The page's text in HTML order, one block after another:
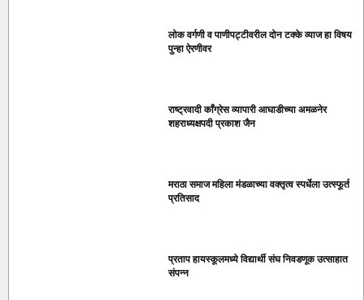
लोक वर्गणी व पाणीपट्टीवरील दोन टक्के व्याज हा विषय
पुन्हा ऐरणीवर
राष्ट्रवादी काँग्रेस व्यापारी आघाडीच्या अमळनेर
शहराध्यक्षपदी प्रकाश जैन
मराठा समाज महिला मंडळाच्या वक्तृत्व स्पर्धेला उत्स्फूर्त
प्रतिसाद
प्रताप हायस्कूलमध्ये विद्यार्थी संघ निवडणूक उत्साहात
संपन्न